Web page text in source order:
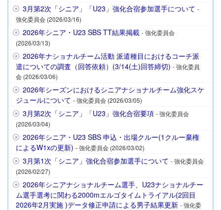
3月第2次「シニア」「U23」強化合宿参加選手について -
強化委員会 (2026/03/16)
2026年シニア・U23 SBS TT結果掲載 - 強化委員会
(2026/03/13)
2026年ナショナルチーム活動 派遣種目におけるコーチ派
遣についての調査（回答依頼）(3/14(土)回答締切) - 強化委員
会 (2026/03/06)
2026年シーズンにおけるシニアナショナルチーム強化スケ
ジュールについて - 強化委員会 (2026/03/05)
3月第2次「シニア」「U23」強化合宿要項 - 強化委員会
(2026/03/04)
2026年シニア・U23 SBS 申込・出場クルー(1クルー棄権
によるW1xの更新) - 強化委員会 (2026/03/02)
3月第1次「シニア」強化合宿参加選手について - 強化委員会
(2026/02/27)
2026年シニアナショナルチーム選手、U23ナショナルチー
ム選手選考に関わる2000mエルゴタイムトライアル(2回目
2026年2月実施 )データ修正申請による男子結果更新 - 強化委